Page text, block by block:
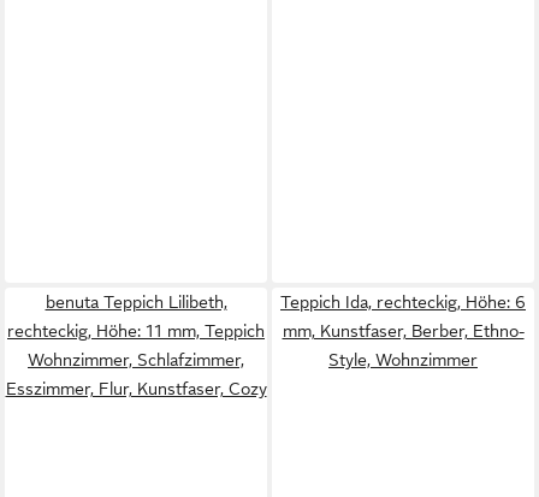
benuta Teppich Lilibeth,
rechteckig, Höhe: 11 mm, Teppich
Wohnzimmer, Schlafzimmer,
Esszimmer, Flur, Kunstfaser, Cozy
Teppich Ida, rechteckig, Höhe: 6
mm, Kunstfaser, Berber, Ethno-
Style, Wohnzimmer